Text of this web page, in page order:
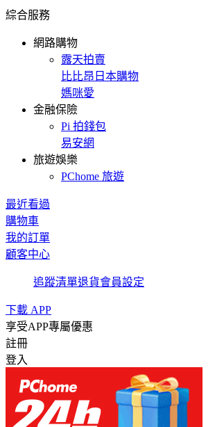
綜合服務
網路購物
露天拍賣
比比昂日本購物
媽咪愛
金融保險
Pi 拍錢包
易安網
旅遊娛樂
PChome 旅遊
最近看過
購物車
我的訂單
顧客中心
追蹤清單退貨會員設定
下載 APP
享受APP專屬優惠
註冊
登入